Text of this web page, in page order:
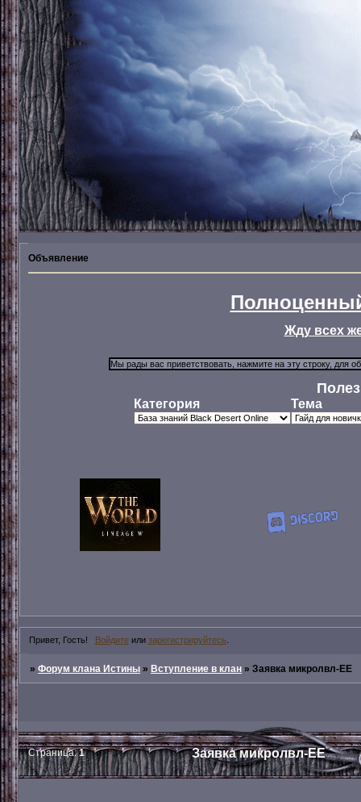
Объявление
Жду всех
Категория Тема
Привет, Гость! Войдитеили зарегистрируйтесь
»Форум клана Истины »Вступление в клан »Заявка микролвл-ЕЕ
Заявка микролвл-ЕЕ
Страница:1